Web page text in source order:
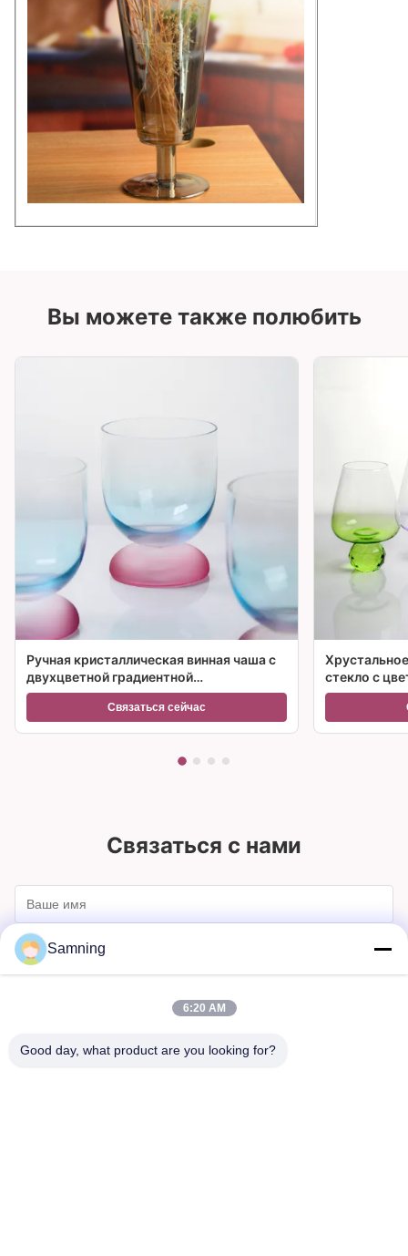
Вы можете также полюбить
Ручная кристаллическая винная чаша с
двухцветной градиентной
замороженной основой и
вместимостью 300 мл для винного
Связаться сейчас
стекло с
Связаться с нами
Samning
6:20 AM
Good day, what product are you looking for?